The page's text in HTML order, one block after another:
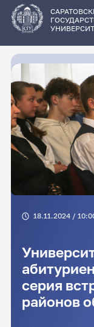
основному
содержанию
18.11.2024 /
серия
районов